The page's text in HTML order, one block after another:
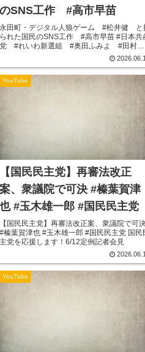
のSNS工作 #高市早苗
永田町・デジタル人狼ゲーム #松井健 と
られた国民のSNS工作 #高市早苗 #日本共
党 #れいわ新選組 #奥田ふみよ #田村智
子 #山添拓 #国民民主党 #安倍明恵 #
井聡 #玉木雄一郎 6月の共産党・れいわの
スケジュール6/14投開...
YouTube
【国民民主党】再審法改正
案、衆議院で可決 #榛葉賀津
也 #玉木雄一郎 #国民民主党
【国民民主党】再審法改正案、衆議院で可
#榛葉賀津也 #玉木雄一郎 #国民民主党 国民
主党を応援します！6/12定例記者会見
YouTube